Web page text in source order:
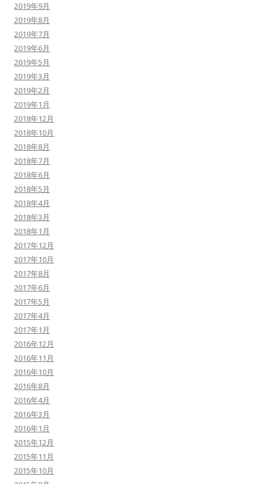
2019年9月
2019年8月
2019年7月
2019年6月
2019年5月
2019年3月
2019年2月
2019年1月
2018年12月
2018年10月
2018年8月
2018年7月
2018年6月
2018年5月
2018年4月
2018年3月
2018年1月
2017年12月
2017年10月
2017年8月
2017年6月
2017年5月
2017年4月
2017年1月
2016年12月
2016年11月
2016年10月
2016年8月
2016年4月
2016年3月
2016年1月
2015年12月
2015年11月
2015年10月